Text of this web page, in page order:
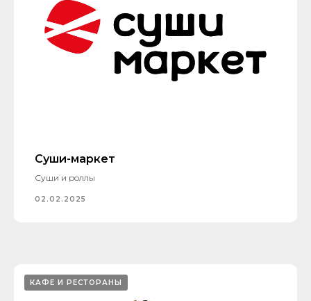
Суши-маркет
Суши и роллы
02.02.2025
КАФЕ И РЕСТОРАНЫ